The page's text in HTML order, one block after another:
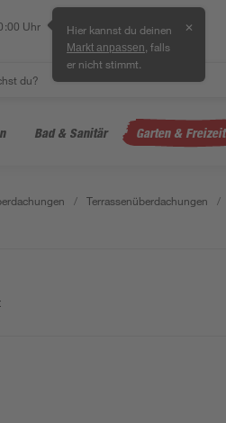
Uhr Hier kannst du deinen
Markt anpassen , falls
er nicht stimmt.
✕
Bad & Sanitär Garten & Freizeit
/ Terrassenüberdachungen /